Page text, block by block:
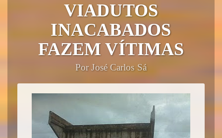
VIADUTOS
INACABADOS
FAZEM VÍTIMAS
Por José Carlos Sá